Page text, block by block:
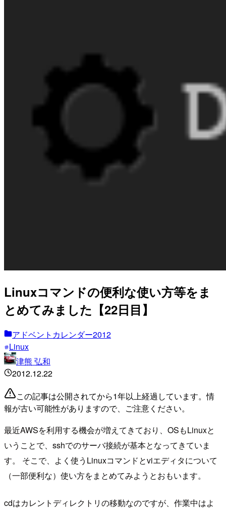
Linuxコマンドの便利な使い方等をま
とめてみました【22日目】
アドベントカレンダー2012
Linux
津熊 弘和
2012.12.22
この記事は公開されてから1年以上経過しています。情
報が古い可能性がありますので、ご注意ください。
最近AWSを利用する機会が増えてきており、OSもLinuxと
いうことで、sshでのサーバ接続が基本となってきていま
す。 そこで、よく使うLinuxコマンドとviエディタについて
（一部便利な）使い方をまとめてみようとおもいます。
cdはカレントディレクトリの移動なのですが、作業中はよ